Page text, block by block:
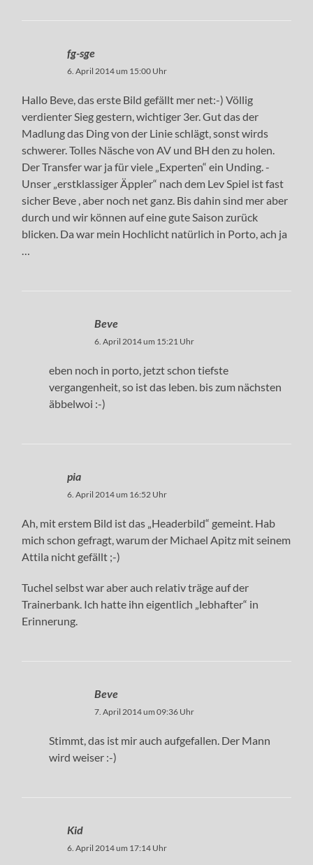
fg-sge
6. April 2014 um 15:00 Uhr
Hallo Beve, das erste Bild gefällt mer net:-) Völlig
verdienter Sieg gestern, wichtiger 3er. Gut das der
Madlung das Ding von der Linie schlägt, sonst wirds
schwerer. Tolles Näsche von AV und BH den zu holen.
Der Transfer war ja für viele „Experten“ ein Unding. -
Unser „erstklassiger Äppler“ nach dem Lev Spiel ist fast
sicher Beve , aber noch net ganz. Bis dahin sind mer aber
durch und wir können auf eine gute Saison zurück
blicken. Da war mein Hochlicht natürlich in Porto, ach ja
…
Beve
6. April 2014 um 15:21 Uhr
eben noch in porto, jetzt schon tiefste
vergangenheit, so ist das leben. bis zum nächsten
äbbelwoi :-)
pia
6. April 2014 um 16:52 Uhr
Ah, mit erstem Bild ist das „Headerbild“ gemeint. Hab
mich schon gefragt, warum der Michael Apitz mit seinem
Attila nicht gefällt ;-)
Tuchel selbst war aber auch relativ träge auf der
Trainerbank. Ich hatte ihn eigentlich „lebhafter“ in
Erinnerung.
Beve
7. April 2014 um 09:36 Uhr
Stimmt, das ist mir auch aufgefallen. Der Mann
wird weiser :-)
Kid
6. April 2014 um 17:14 Uhr